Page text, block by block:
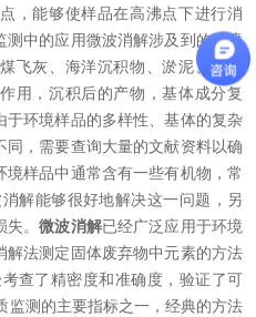
，能够使样品在高沸点下进行消
测中的应用微波消解涉及到的环境
飞灰、海洋沉积物、淤泥、废水
用，沉积后的产物，基体成分复
环境样品的多样性、基体的复杂
，需要查询大量的文献资料以确
样品中通常含有一些有机物，常
解能够很好地解决这一问题，另
失。微波消解已经广泛应用于环境
法测定固体废弃物中元素的方法
考查了精密度和准确度，验证了可
监测的主要指标之一，经典的方法